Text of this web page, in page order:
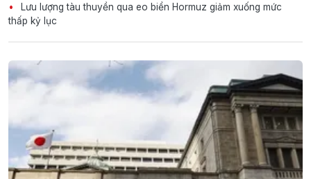
Lưu lượng tàu thuyền qua eo biển Hormuz giảm xuống mức
thấp kỷ lục